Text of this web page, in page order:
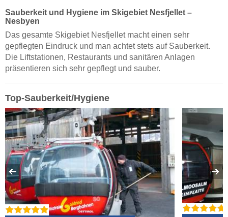
Sauberkeit und Hygiene im Skigebiet Nesfjellet –
Nesbyen
Das gesamte Skigebiet Nesfjellet macht einen sehr
gepflegten Eindruck und man achtet stets auf Sauberkeit.
Die Liftstationen, Restaurants und sanitären Anlagen
präsentieren sich sehr gepflegt und sauber.
Top-Sauberkeit/Hygiene